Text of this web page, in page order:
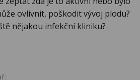
ovlivnit, poškodit vývoj plodu?
nějakou infekční kliniku?